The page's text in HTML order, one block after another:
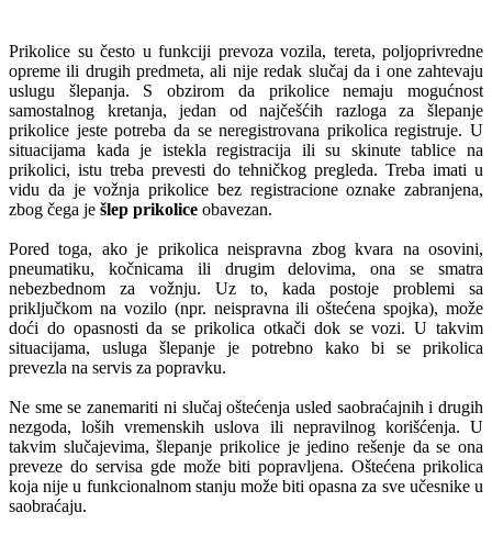
Prikolice su često u funkciji prevoza vozila, tereta, poljoprivredne
opreme ili drugih predmeta, ali nije redak slučaj da i one zahtevaju
uslugu šlepanja. S obzirom da prikolice nemaju mogućnost
samostalnog kretanja, jedan od najčešćih razloga za šlepanje
prikolice jeste potreba da se neregistrovana prikolica registruje. U
situacijama kada je istekla registracija ili su skinute tablice na
prikolici, istu treba prevesti do tehničkog pregleda. Treba imati u
vidu da je vožnja prikolice bez registracione oznake zabranjena,
zbog čega je šlep prikolice obavezan.
Pored toga, ako je prikolica neispravna zbog kvara na osovini,
pneumatiku, kočnicama ili drugim delovima, ona se smatra
nebezbednom za vožnju. Uz to, kada postoje problemi sa
priključkom na vozilo (npr. neispravna ili oštećena spojka), može
doći do opasnosti da se prikolica otkači dok se vozi. U takvim
situacijama, usluga šlepanje je potrebno kako bi se prikolica
prevezla na servis za popravku.
Ne sme se zanemariti ni slučaj oštećenja usled saobraćajnih i drugih
nezgoda, loših vremenskih uslova ili nepravilnog korišćenja. U
takvim slučajevima, šlepanje prikolice je jedino rešenje da se ona
preveze do servisa gde može biti popravljena. Oštećena prikolica
koja nije u funkcionalnom stanju može biti opasna za sve učesnike u
saobraćaju.